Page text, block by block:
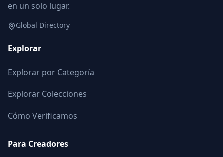
en un solo lugar.
Global Directory
Explorar
Explorar por Categoría
Explorar Colecciones
Cómo Verificamos
Para Creadores